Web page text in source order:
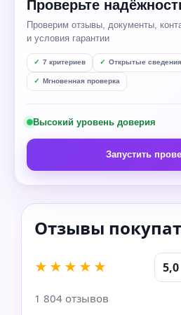
Проверьте
Проверим отзывы, документы, контакты, HTTPS-
и условия гарантии
7 критериев Открытые сведения
Мгновенная проверка
Высокий уровень доверия
Запустить
★★★★★ 5,0
1 804 отзывов